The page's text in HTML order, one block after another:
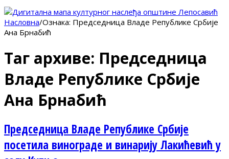
Насловна/Ознака: Председница Владе Републике Србије
Ана Брнабић
Таг архиве: Председница
Владе Републике Србије
Ана Брнабић
Председница Владе Републике Србије
посетила винограде и винарију Лакићевић у